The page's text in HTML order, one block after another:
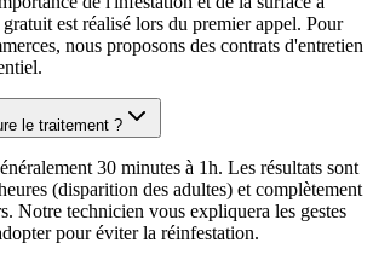
est réalisé lors du premier appel. Pour
nous proposons des contrats d'entretien
le traitement ?
30 minutes à 1h. Les résultats sont
(disparition des adultes) et complètement
Notre technicien vous expliquera les gestes
pour éviter la réinfestation.